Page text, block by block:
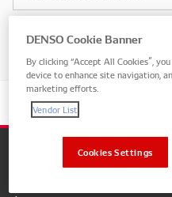
Sélectionnez le modèle
Company
DENSO Cookie Banner
By clicking “Accept All Cookies”,
device to enhance site navigation,
marketing efforts.
Vendor List
Cookies Settings